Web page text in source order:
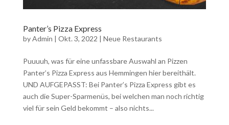
Panter’s Pizza Express
byAdmin | Okt. 3, 2022 | Neue Restaurants
Puuuuh, was für eine unfassbare Auswahl an Pizzen
Panter’s Pizza Express aus Hemmingen hier bereithält.
UND AUFGEPASST: Bei Panter’s Pizza Express gibt es
auch die Super-Sparmenüs, bei welchen man noch richtig
viel für sein Geld bekommt – also nichts...